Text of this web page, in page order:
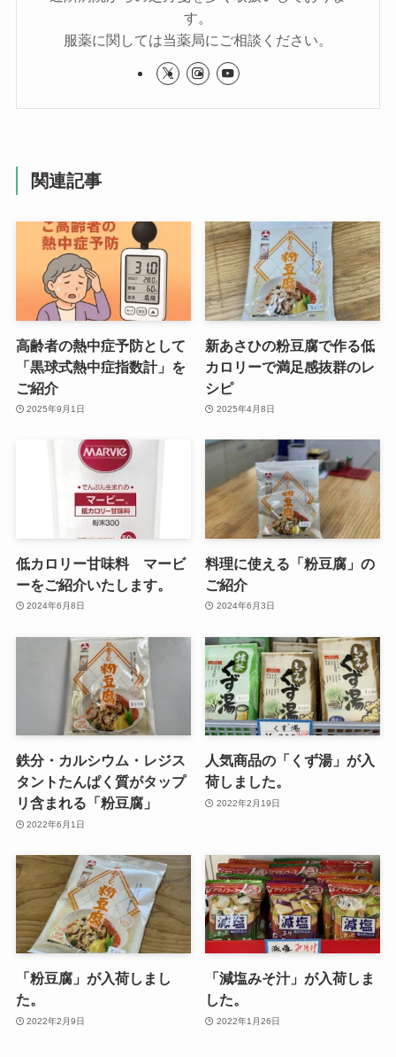
す。
服薬に関しては当薬局にご相談ください。
関連記事
高齢者の熱中症予防として
「黒球式熱中症指数計」を
ご紹介
2025年9月1日
新あさひの粉豆腐で作る低
カロリーで満足感抜群のレ
シピ
2025年4月8日
低カロリー甘味料 マービ
ーをご紹介いたします。
2024年6月8日
料理に使える「粉豆腐」の
ご紹介
2024年6月3日
鉄分・カルシウム・レジス
タントたんぱく質がタップ
リ含まれる「粉豆腐」
2022年6月1日
人気商品の「くず湯」が入
荷しました。
2022年2月19日
「粉豆腐」が入荷しまし
た。
2022年2月9日
「減塩みそ汁」が入荷しま
した。
2022年1月26日